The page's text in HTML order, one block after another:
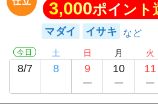
3,000ポイント
マダイ イサキ
今日
8/7
土
8
日
9
月
10
火
11